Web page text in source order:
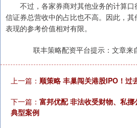
不过，各家券商对其他业务的计算口
信证券总营收中的占比也不高。因此，
表现的参考价值相对有限。
联丰策略配资平台提示：文章来
上一篇： 顺策略 丰巢闯关港股IPO！过
下一篇： 富邦优配 非法收受财物、私
典型案例